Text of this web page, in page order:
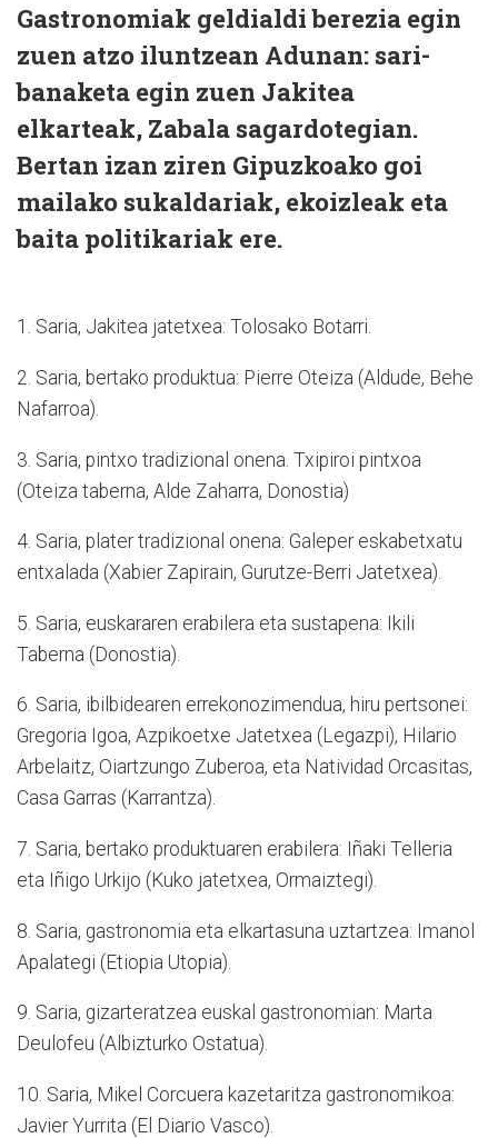
Gastronomiak geldialdi berezia egin
zuen atzo iluntzean Adunan: sari-
banaketa egin zuen Jakitea
elkarteak, Zabala sagardotegian.
Bertan izan ziren Gipuzkoako goi
mailako sukaldariak, ekoizleak eta
baita politikariak ere.
1. Saria, Jakitea jatetxea: Tolosako Botarri.
2. Saria, bertako produktua: Pierre Oteiza (Aldude, Behe
Nafarroa).
3. Saria, pintxo tradizional onena. Txipiroi pintxoa
(Oteiza taberna, Alde Zaharra, Donostia)
4. Saria, plater tradizional onena: Galeper eskabetxatu
entxalada (Xabier Zapirain, Gurutze-Berri Jatetxea).
5. Saria, euskararen erabilera eta sustapena: Ikili
Taberna (Donostia).
6. Saria, ibilbidearen errekonozimendua, hiru pertsonei:
Gregoria Igoa, Azpikoetxe Jatetxea (Legazpi), Hilario
Arbelaitz, Oiartzungo Zuberoa, eta Natividad Orcasitas,
Casa Garras (Karrantza).
7. Saria, bertako produktuaren erabilera: Iñaki Telleria
eta Iñigo Urkijo (Kuko jatetxea, Ormaiztegi).
8. Saria, gastronomia eta elkartasuna uztartzea: Imanol
Apalategi (Etiopia Utopia).
9. Saria, gizarteratzea euskal gastronomian: Marta
Deulofeu (Albizturko Ostatua).
10. Saria, Mikel Corcuera kazetaritza gastronomikoa:
Javier Yurrita (El Diario Vasco).